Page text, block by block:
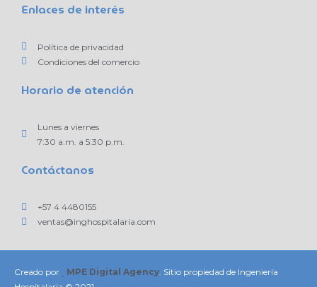
Enlaces de interés
Política de privacidad
Condiciones del comercio
Horario de atención
Lunes a viernes
7:30 a.m. a 5:30 p.m.
Contáctanos
+57 4 4480155
ventas@inghospitalaria.com
Creado por MPE Digital Agency. Sitio propiedad de Ingeniería